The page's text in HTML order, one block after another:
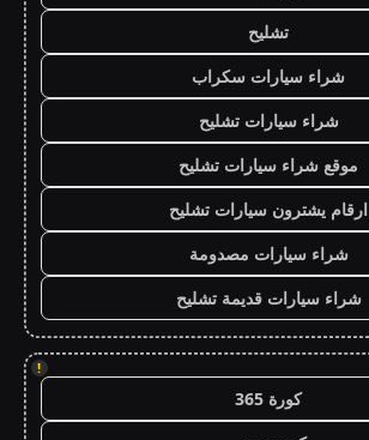
تشليح
شراء سيارات سكراب
شراء سيارات تشليح
موقع شراء سيارات تشليح
ارقام يشترون سيارات تشليح
شراء سيارات مصدومة
شراء سيارات قديمة تشليح
!
كورة 365